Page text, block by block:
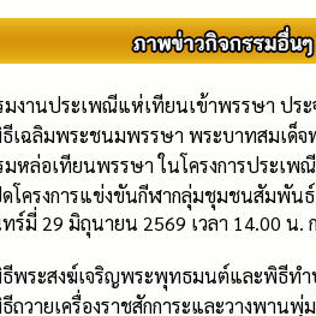
มงานประเพณีแห่เทียนเข้าพรรษา ปร
เฉลิมพระชนมพรรษา พระบาทสมเด็จ
มหล่อเทียนพรรษา ในโครงการประเ
โครงการแข่งขันกีฬากลุ่มชุมชนสัมพัน
ร์มี่ 29 มิถุนายน 2569 เวลา 14.00 น
พระสงฆ์เจริญพระพุทธมนต์และพิธีทำ
ถวายเครื่องราชสักการะและวางพา